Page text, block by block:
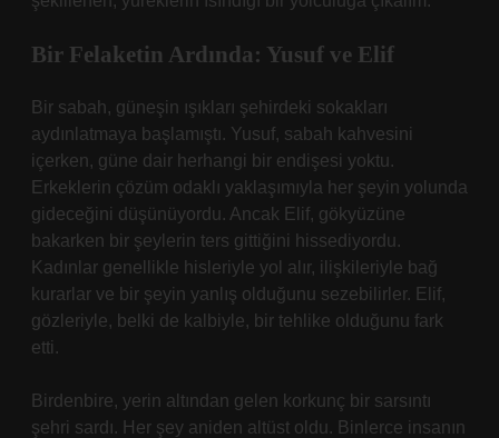
Bir Felaketin Ardında: Yusuf ve Elif
Bir sabah, güneşin ışıkları şehirdeki sokakları
aydınlatmaya başlamıştı. Yusuf, sabah kahvesini
içerken, güne dair herhangi bir endişesi yoktu.
Erkeklerin çözüm odaklı yaklaşımıyla her şeyin yolunda
gideceğini düşünüyordu. Ancak Elif, gökyüzüne
bakarken bir şeylerin ters gittiğini hissediyordu.
Kadınlar genellikle hisleriyle yol alır, ilişkileriyle bağ
kurarlar ve bir şeyin yanlış olduğunu sezebilirler. Elif,
gözleriyle, belki de kalbiyle, bir tehlike olduğunu fark
etti.
Birdenbire, yerin altından gelen korkunç bir sarsıntı
şehri sardı. Her şey aniden altüst oldu. Binlerce insanın